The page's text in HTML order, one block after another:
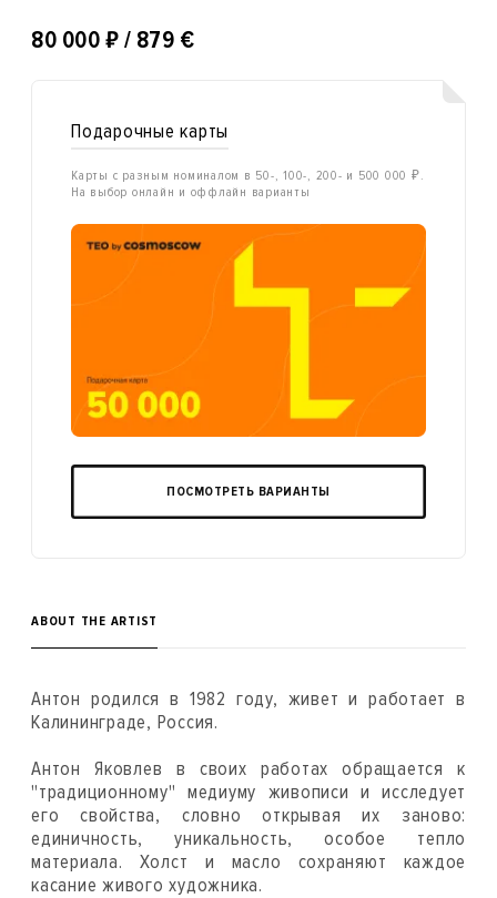
80 000 ₽ / 879 €
Подарочные карты
Карты с разным номиналом в 50-, 100-, 200- и 500 000 ₽.
На выбор онлайн и оффлайн варианты
ПОСМОТРЕТЬ ВАРИАНТЫ
ABOUT THE ARTIST
Антон родился в 1982 году, живет и работает в
Калининграде, Россия.
Антон Яковлев в своих работах обращается к
"традиционному" медиуму живописи и исследует
его свойства, словно открывая их заново:
единичность, уникальность, особое тепло
материала. Холст и масло сохраняют каждое
касание живого художника.